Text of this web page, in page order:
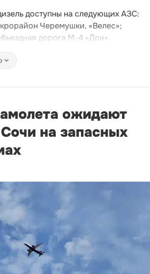
доступны на следующих АЗС:
Черемушки, «Велес»;
дорога М-4 «Дон».
ожидают
на запасных